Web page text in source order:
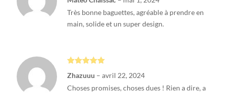
5
Très bonne baguettes, agréable à prendre en
main, solide et un super design.
5
Zhazuuu – avril 22, 2024
Choses promises, choses dues ! Rien a dire, a